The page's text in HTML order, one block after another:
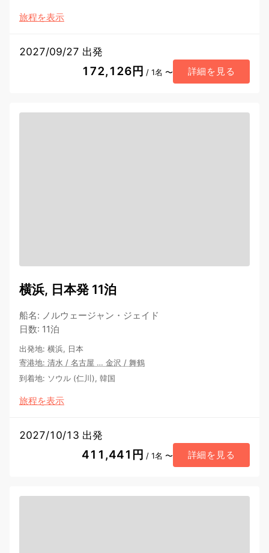
旅程を表示
2027/09/27 出発
172,126円 / 1名 〜 詳細を見る
横浜, 日本発 11泊
船名: ノルウェージャン・ジェイド
日数: 11泊
出発地: 横浜, 日本
寄港地: 清水 / 名古屋 … 金沢 / 舞鶴
到着地: ソウル (仁川), 韓国
旅程を表示
2027/10/13 出発
411,441円 / 1名 〜 詳細を見る